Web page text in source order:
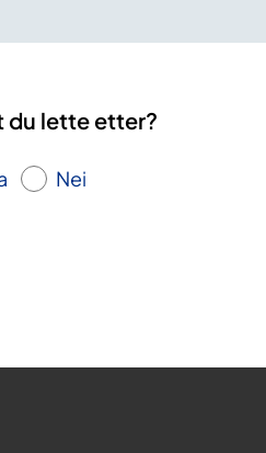
du lette etter?
Nei